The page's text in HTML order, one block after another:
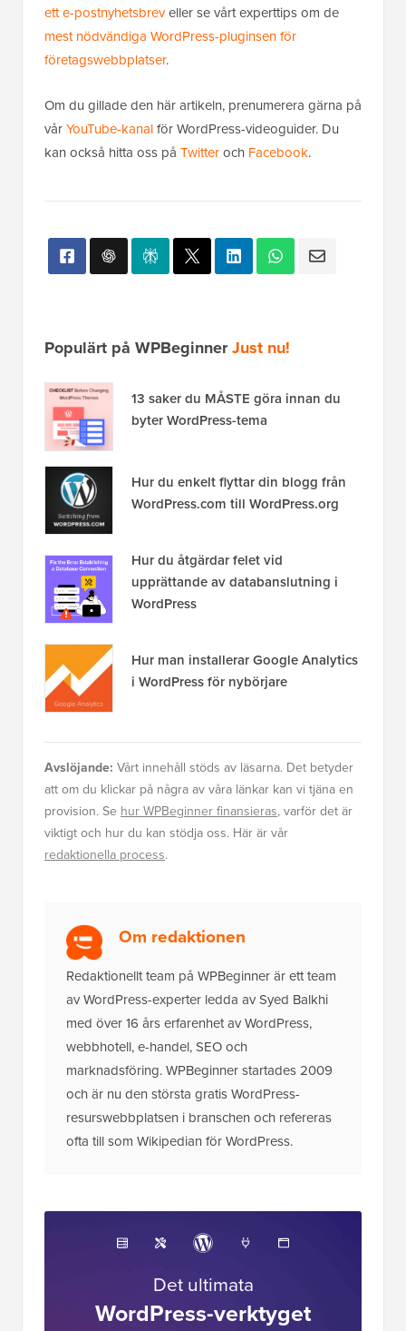
ett e-postnyhetsbreveller se vårt experttips om de
mest nödvändiga WordPress-pluginsen för
företagswebbplatser.
Om du gillade den här artikeln, prenumerera gärna på
vårYouTube-kanalför WordPress-videoguider. Du
kan också hitta oss på Twitteroch Facebook.
Populärt på WPBeginnerJust nu!
13 saker du MÅSTE göra innan du
byter WordPress-tema
Hur du enkelt flyttar din blogg från
WordPress.com till WordPress.org
Hur du åtgärdar felet vid
upprättande av databanslutning i
WordPress
Hur man installerar Google Analytics
i WordPress för nybörjare
Avslöjande: Vårt innehåll stöds av läsarna. Det betyder
att om du klickar på några av våra länkar kan vi tjäna en
provision. Se hur WPBeginner finansieras, varför det är
viktigt och hur du kan stödja oss. Här är vår
redaktionella process.
Om redaktionen
Redaktionellt team på WPBeginner är ett team
av WordPress-experter ledda av Syed Balkhi
med över 16 års erfarenhet av WordPress,
webbhotell, e-handel, SEO och
marknadsföring. WPBeginner startades 2009
och är nu den största gratis WordPress-
resurswebbplatsen i branschen och refereras
ofta till som Wikipedian för WordPress.
Det ultimata
WordPress-verktyget